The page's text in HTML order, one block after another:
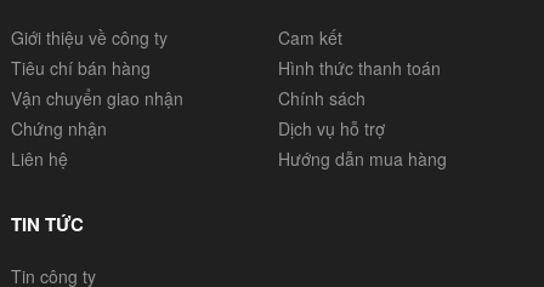
Giới thiệu về công ty
Tiêu chí bán hàng
Vận chuyển giao nhận
Chứng nhận
Liên hệ
Cam kết
Hình thức thanh toán
Chính sách
Dịch vụ hỗ trợ
Hướng dẫn mua hàng
TIN TỨC
Tin công ty